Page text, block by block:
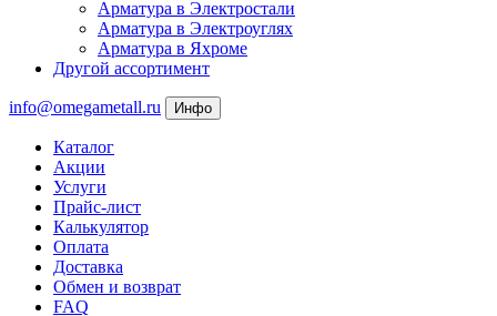
Арматура в Электростали
Арматура в Электроуглях
Арматура в Яхроме
Другой ассортимент
info@omegametall.ru Инфо
Каталог
Акции
Услуги
Прайс-лист
Калькулятор
Оплата
Доставка
Обмен и возврат
FAQ